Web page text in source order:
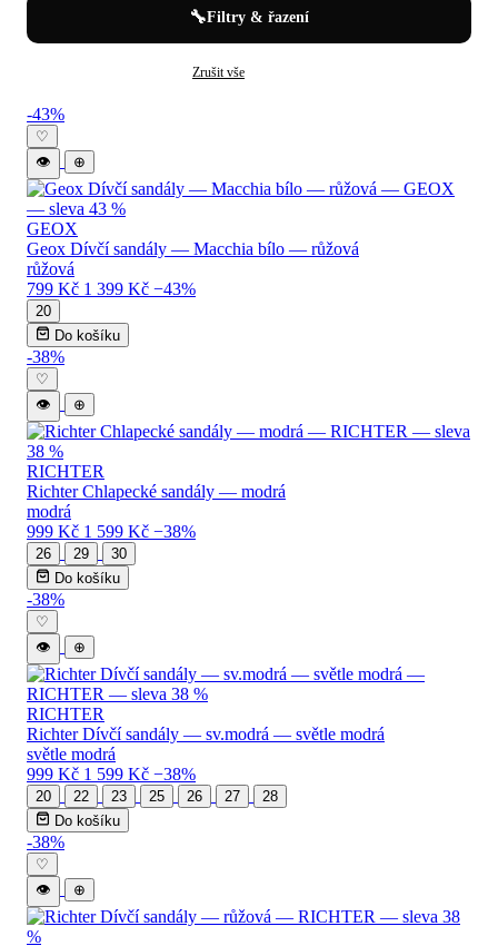
🔧Filtry & řazení
Zrušit vše
Levné dětské sandály — katalog
-43%
♡
👁
⊕
GEOX
Geox Dívčí sandály — Macchia bílo — růžová
růžová
799 Kč 1 399 Kč −43%
20
Do košíku
-38%
♡
👁
⊕
RICHTER
Richter Chlapecké sandály — modrá
modrá
999 Kč 1 599 Kč −38%
26 29
30
Do košíku
-38%
♡
👁
⊕
RICHTER
Richter Dívčí sandály — sv.modrá — světle modrá
světle modrá
999 Kč 1 599 Kč −38%
20 22 23 25 26 27
28
Do košíku
-38%
♡
👁
⊕